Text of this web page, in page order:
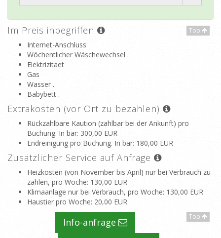
Top
Im Preis inbegriffen
Internet-Anschluss
Wöchentlicher Wäschewechsel .
Elektrizitaet
Gas
Wasser .
Babybett .
Extrakosten (vor Ort zu bezahlen)
Rückzahlbare Kaution (zahlbar bei der Ankunft) pro
Buchung. In bar: 300,00 EUR
Endreinigung pro Buchung. In bar: 180,00 EUR
Zusätzlicher Service auf Anfrage
Heizkosten (von November bis April) nur bei Verbrauch zu
zahlen, pro Woche: 130,00 EUR
Klimaanlage nur bei Verbrauch, pro Woche: 130,00 EUR
Haustier pro Woche: 20,00 EUR
Top
Info-anfrage